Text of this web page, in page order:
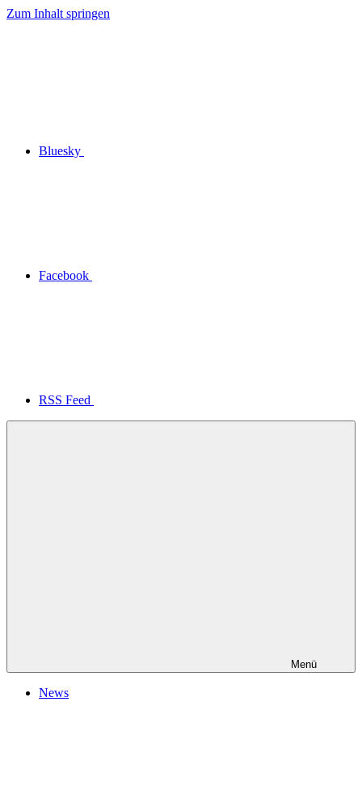
Zum Inhalt springen
Bluesky
Facebook
RSS Feed
Menü
News